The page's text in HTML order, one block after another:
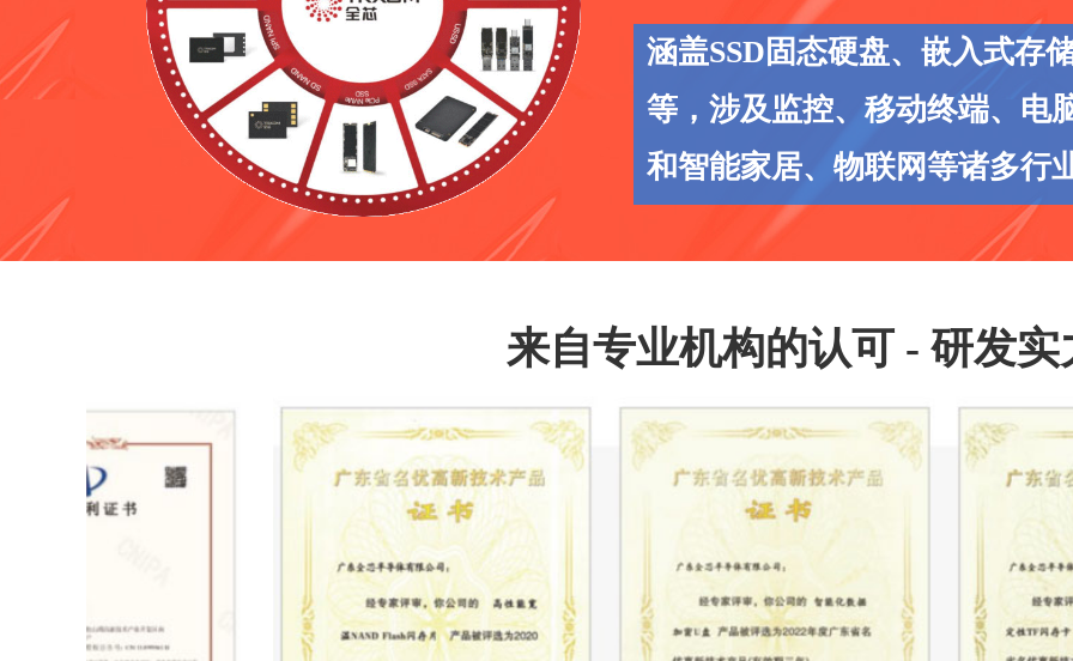
涵盖SSD固态硬盘、嵌入式存
等，涉及监控、移动终端、电
和智能家居、物联网等诸多行
来自专业机构的认可 - 研发实